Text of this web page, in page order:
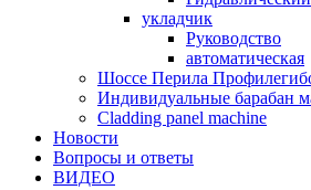
укладчик
Руководство
автоматическая
Шоссе Перила
Индивидуальные барабан
Cladding panel machine
Новости
Вопросы и ответы
ВИДЕО